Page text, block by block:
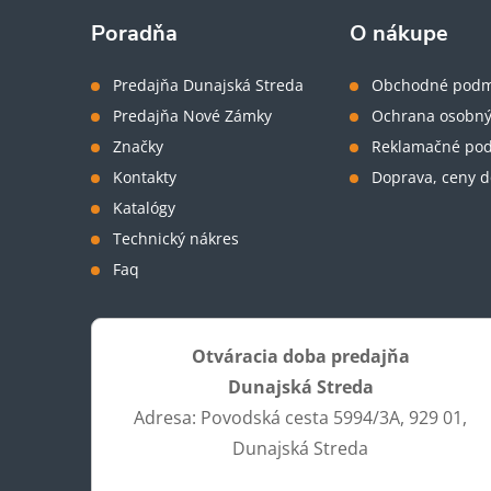
Poradňa
Predajňa Dunajská Streda
Predajňa Nové Zámky
Značky
Kontakty
Katalógy
Technický nákres
Faq
O nákupe
Obchodné
Ochrana
Reklamačné
Doprava, ceny
Otváracia doba predajňa
Dunajská Streda
Adresa: Povodská cesta 5994/3A, 929 01,
Dunajská Streda